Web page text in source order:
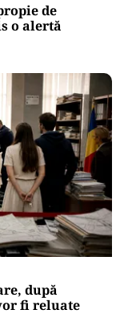
de
o alertă
după
fi reluate